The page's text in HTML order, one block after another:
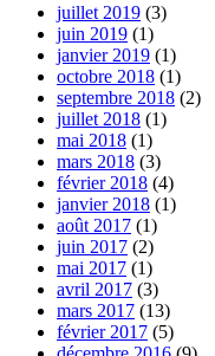
juillet 2019 (3)
juin 2019 (1)
janvier 2019 (1)
octobre 2018 (1)
septembre 2018 (2)
juillet 2018 (1)
mai 2018 (1)
mars 2018 (3)
février 2018 (4)
janvier 2018 (1)
août 2017 (1)
juin 2017 (2)
mai 2017 (1)
avril 2017 (3)
mars 2017 (13)
février 2017 (5)